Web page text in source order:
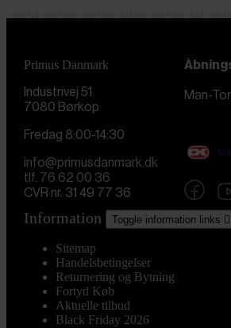
Primus Danmark
Industrivej 51
7080 Børkop
Man-
Fredag 8:00-14:30
info@primusdanmark.dk
tlf. 76 62 00 36
CVR nr. 31 49 77 36
Information Toggle information links 
Sitemap
Handelsbetingelser
Returnering og Bytning
Fortyd Køb
Aktuelle tilbud
Black Friday 2026